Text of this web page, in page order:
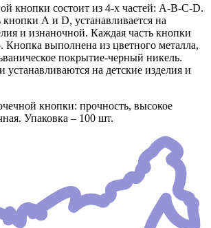
кнопки состоит из 4-х частей: А-В-С-D.
кнопки А и D, устанавливается на
и изнаночной. Каждая часть кнопки
Кнопка выполнена из цветного металла,
покрытие-черный никель.
на детские изделия и
кнопки: прочность, высокое
Упаковка – 100 шт.